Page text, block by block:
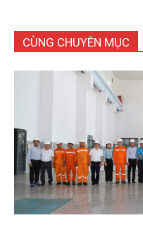
CÙNG CHUYÊN MỤC